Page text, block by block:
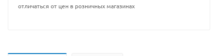
отличаться от цен в розничных магазинах